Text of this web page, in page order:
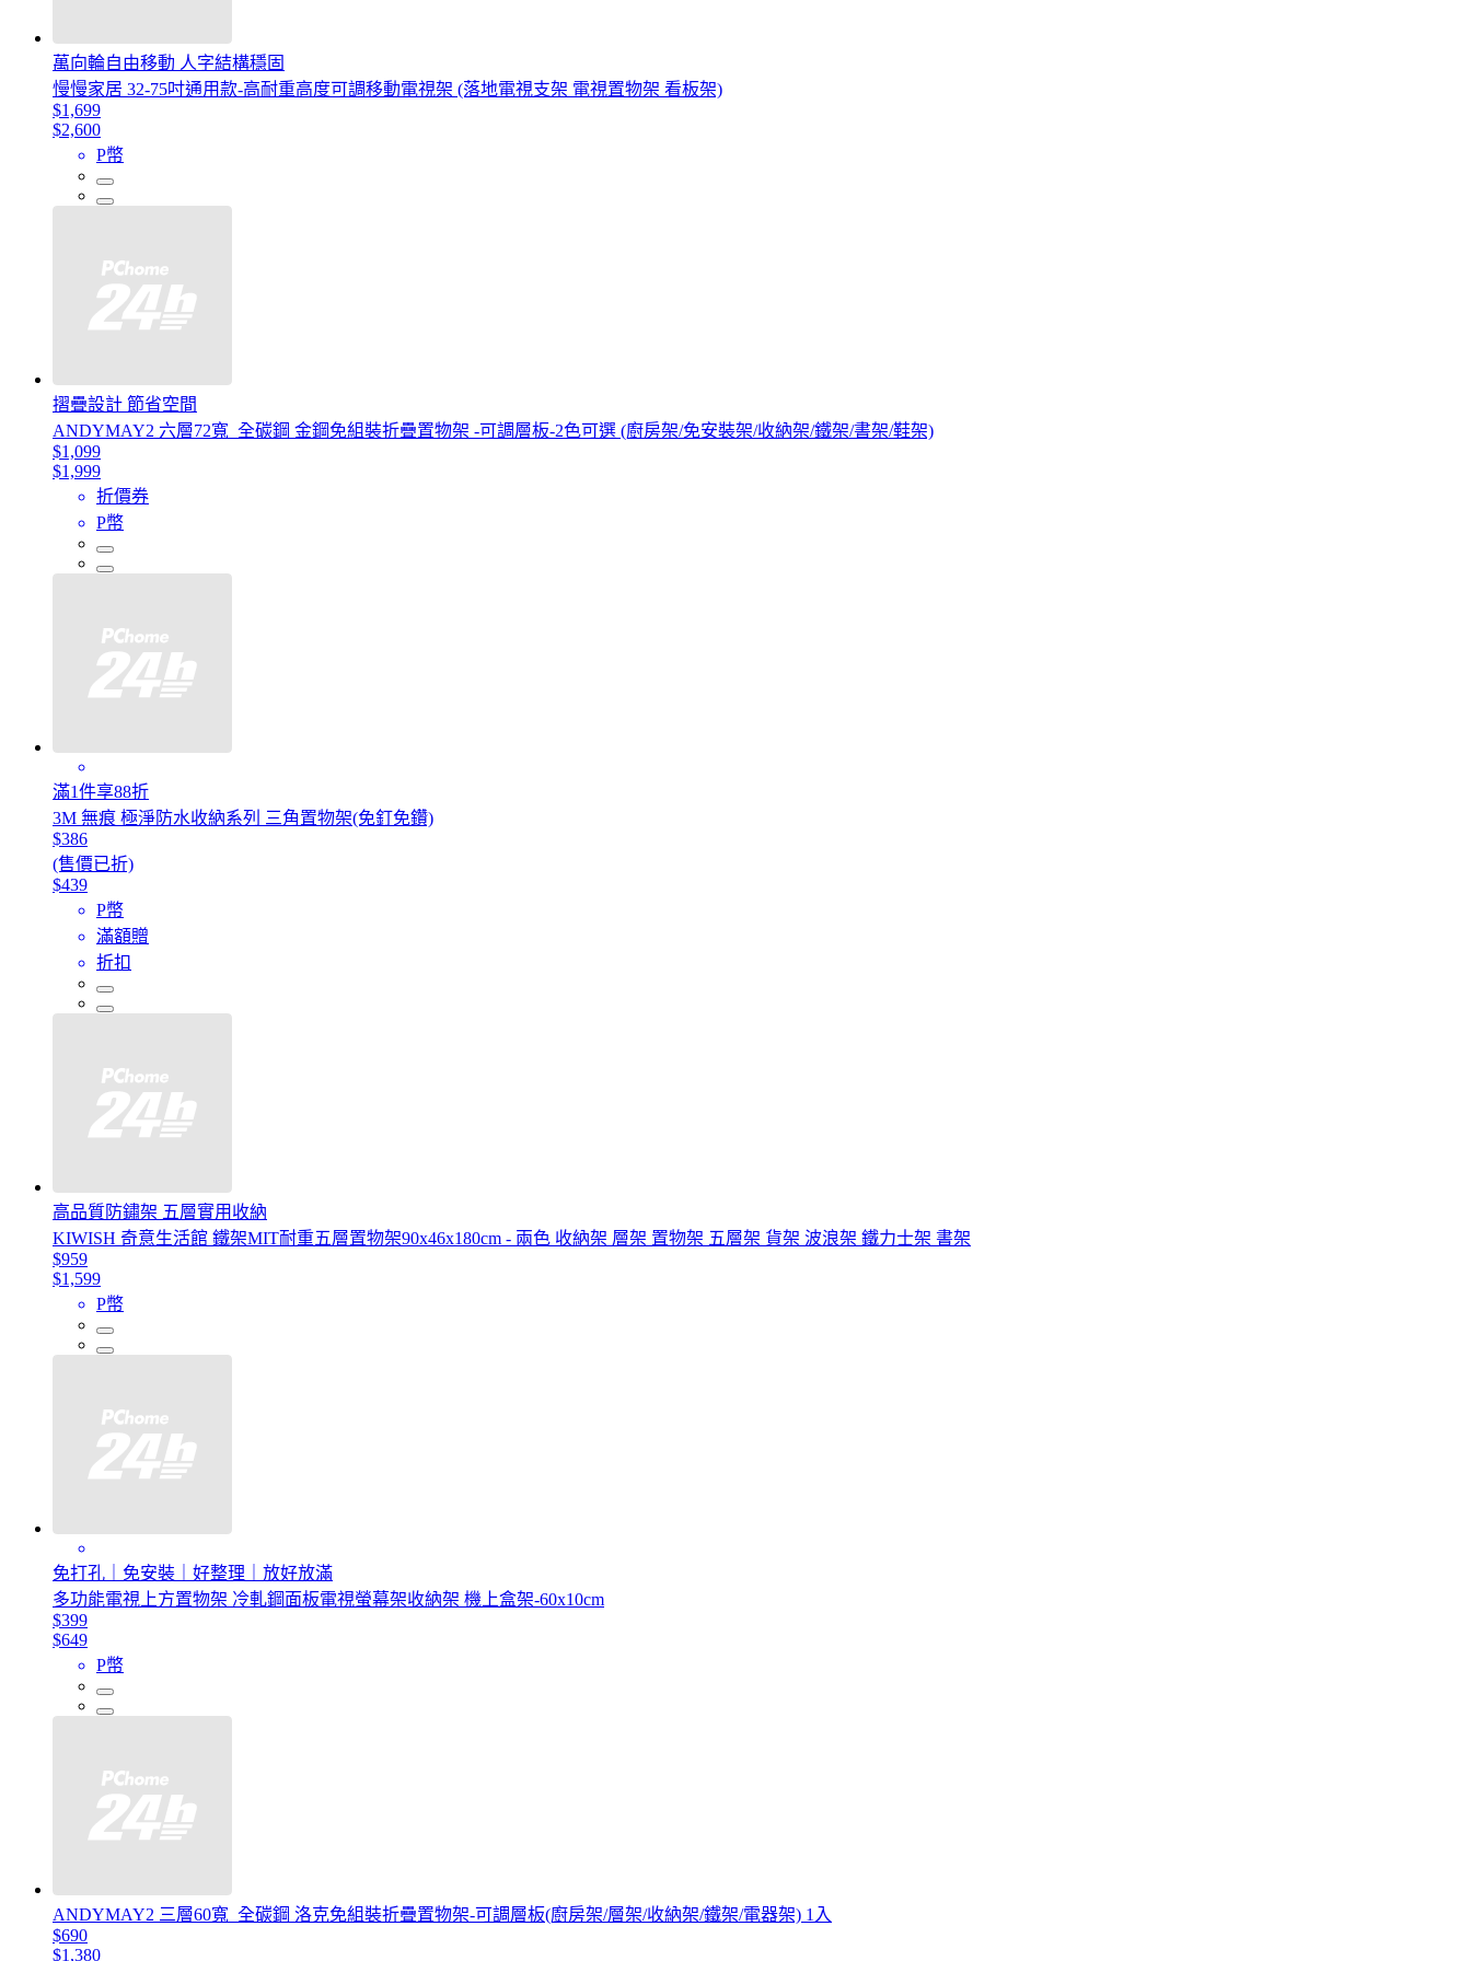
萬向輪自由移動 人字結構穩固
慢慢家居 32-75吋通用款-高耐重高度可調移動電視架 (落地電視支架 電視置物架 看板架)
$1,699
$2,600
P幣
摺疊設計 節省空間
ANDYMAY2 六層72寬_全碳鋼 金鋼免組裝折疊置物架 -可調層板-2色可選 (廚房架/免安裝架/收納架/鐵架/書架/鞋架)
$1,099
$1,999
折價券
P幣
滿1件享88折
3M 無痕 極淨防水收納系列 三角置物架(免釘免鑽)
$386
(售價已折)
$439
P幣
滿額贈
折扣
高品質防鏽架 五層實用收納
KIWISH 奇意生活館 鐵架MIT耐重五層置物架90x46x180cm - 兩色 收納架 層架 置物架 五層架 貨架 波浪架 鐵力士架 書架
$959
$1,599
P幣
免打孔｜免安裝｜好整理｜放好放滿
多功能電視上方置物架 冷軋鋼面板電視螢幕架收納架 機上盒架-60x10cm
$399
$649
P幣
ANDYMAY2 三層60寬_全碳鋼 洛克免組裝折疊置物架-可調層板(廚房架/層架/收納架/鐵架/電器架) 1入
$690
$1,380